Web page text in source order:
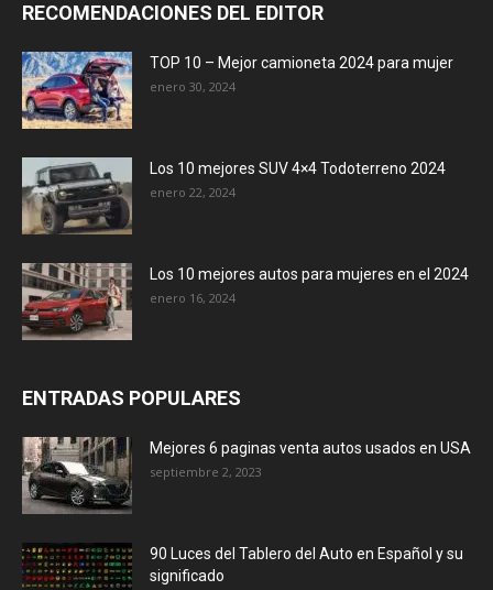
RECOMENDACIONES DEL EDITOR
TOP 10 – Mejor camioneta 2024 para mujer
enero 30, 2024
Los 10 mejores SUV 4×4 Todoterreno 2024
enero 22, 2024
Los 10 mejores autos para mujeres en el 2024
enero 16, 2024
ENTRADAS POPULARES
Mejores 6 paginas venta autos usados en USA
septiembre 2, 2023
90 Luces del Tablero del Auto en Español y su
significado